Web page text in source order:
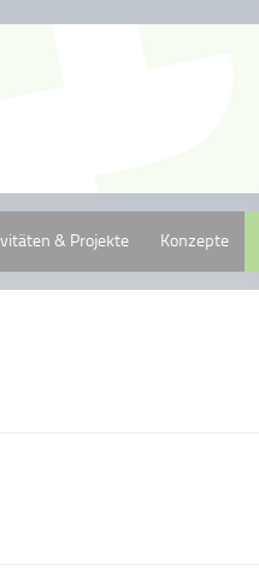
& Projekte Konzepte